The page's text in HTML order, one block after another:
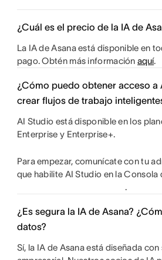
¿Cuál es el precio de la IA de
La IA de Asana está disponible en
pago. Obtén más informaciónaquí.
¿Cómo puedo obtener acceso a
crear flujos de trabajo
AI Studio está disponible en los
Enterprise y Enterprise+.
Para empezar, comunícate con tu
que habilite AI Studio en la Consola
.
¿Es segura la IA de Asana?
datos?
Sí, la IA de Asana está diseñada